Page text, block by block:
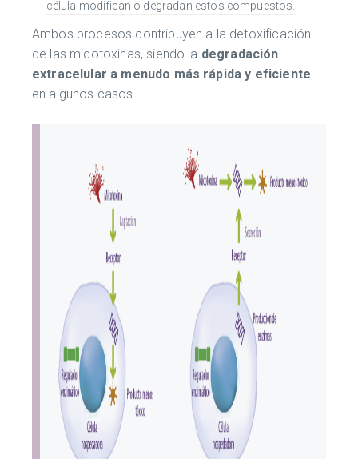
célula modifican o degradan estos compuestos.
Ambos procesos contribuyen a la detoxificación
de las micotoxinas, siendo la degradación
extracelular a menudo más rápida y eficiente
en algunos casos.